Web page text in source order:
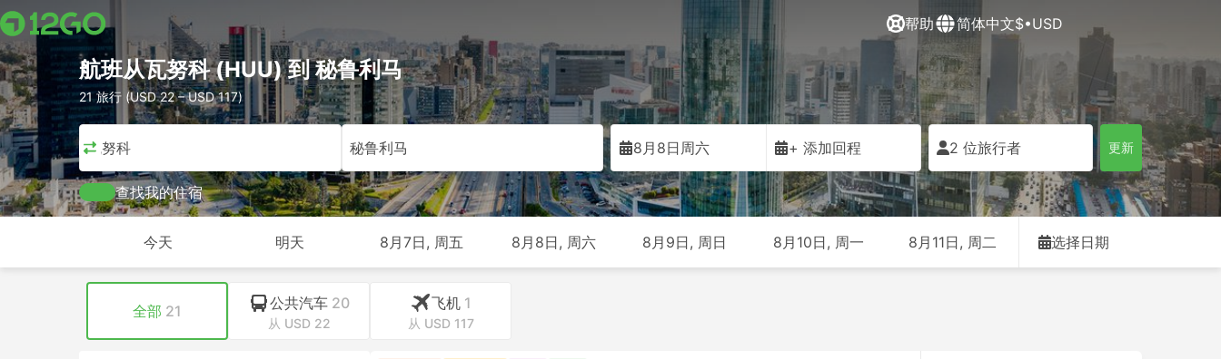
帮助 简体中文$•USD
航班从瓦努科 (HUU) 到 秘鲁利马
21 旅行 (USD 22 – USD 117)
瓦努科 秘鲁利马 8月8日周六 + 添加回程 2 位旅行者 更新
查找我的住宿
今天 明天 8月7日, 周五 8月8日, 周六 8月9日, 周日 8月10日, 周一 8月11日, 周二 选择日期
全部 21 公共汽车 20
从 USD 22
飞机 1
从 USD 117